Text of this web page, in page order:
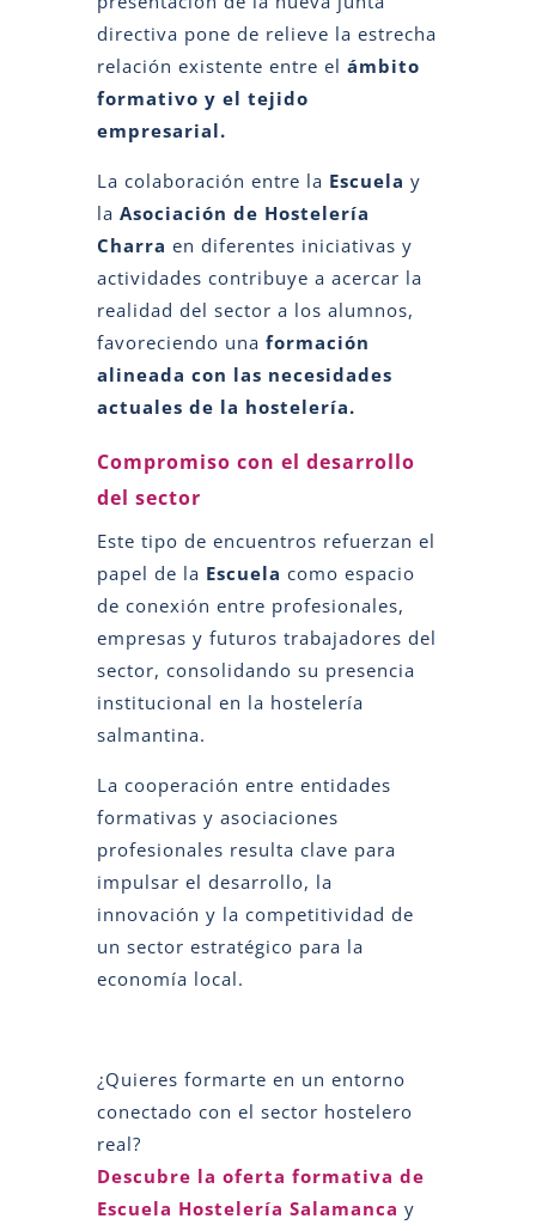
directiva pone de relieve la estrecha
relación existente entre el ámbito
formativo y el tejido
empresarial.
La colaboración entre la Escuela y
la Asociación de Hostelería
Charra en diferentes iniciativas y
actividades contribuye a acercar la
realidad del sector a los alumnos,
favoreciendo una formación
alineada con las necesidades
actuales de la hostelería.
Compromiso con el desarrollo
del sector
Este tipo de encuentros refuerzan el
papel de la Escuela como espacio
de conexión entre profesionales,
empresas y futuros trabajadores del
sector, consolidando su presencia
institucional en la hostelería
salmantina.
La cooperación entre entidades
formativas y asociaciones
profesionales resulta clave para
impulsar el desarrollo, la
innovación y la competitividad de
un sector estratégico para la
economía local.
¿Quieres formarte en un entorno
conectado con el sector hostelero
real?
Descubre la oferta formativa de
Escuela Hostelería Salamanca y